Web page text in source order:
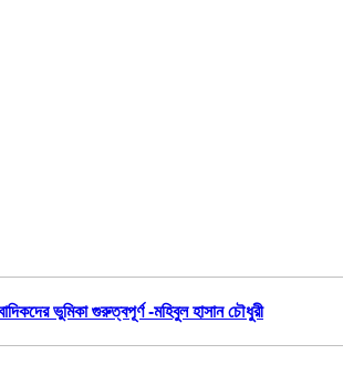
ভুমিকা গুরুত্বপূর্ণ -মহিবুল হাসান চৌধুরী